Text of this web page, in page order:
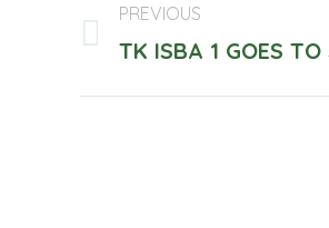
navigation
PREVIOUS
Previous
TK ISBA 1 GOES